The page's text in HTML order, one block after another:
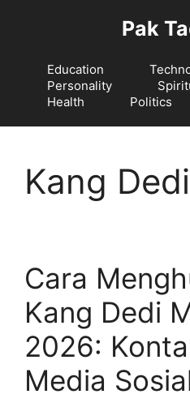
Pak
Education
Personality
Health
Politics
Kang
Cara
Kang Dedi
2026:
Media